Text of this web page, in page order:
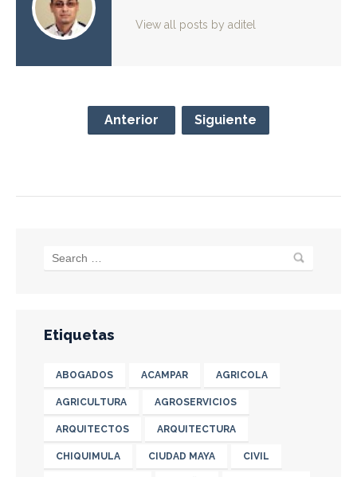
View all posts by aditel
Anterior Siguiente
Etiquetas
ABOGADOS ACAMPAR AGRICOLA
AGRICULTURA AGROSERVICIOS
ARQUITECTOS ARQUITECTURA
CHIQUIMULA CIUDAD MAYA CIVIL